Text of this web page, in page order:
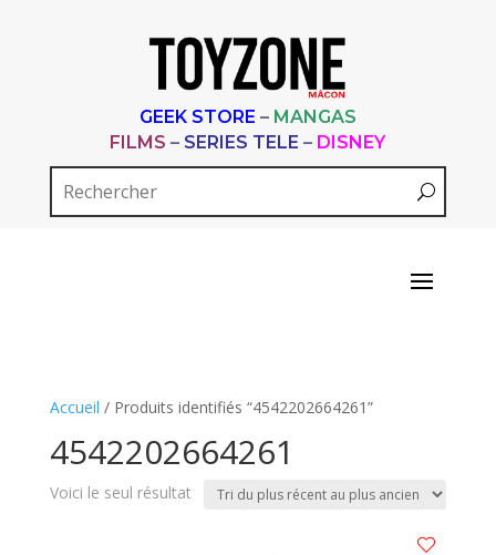
GEEK STORE – MANGAS
FILMS – SERIES TELE – DISNEY
Accueil / Produits identifiés “4542202664261”
4542202664261
Voici le seul résultat